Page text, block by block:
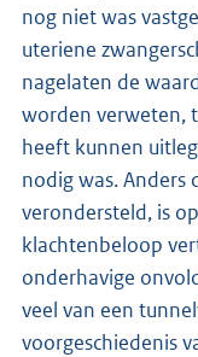
nog niet was
uteriene
nagelaten de
worden verweten,
heeft kunnen
nodig was. Anders
verondersteld, is
klachtenbeloop
onderhavige
veel van een
voorgeschiedenis